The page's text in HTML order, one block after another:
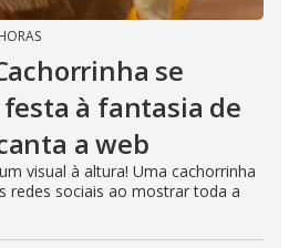
se
à fantasia de
a web
visual à altura! Uma cachorrinha
redes sociais ao mostrar toda a